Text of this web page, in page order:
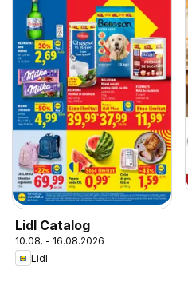
Lidl Catalog
10.08. - 16.08.2026
Lidl